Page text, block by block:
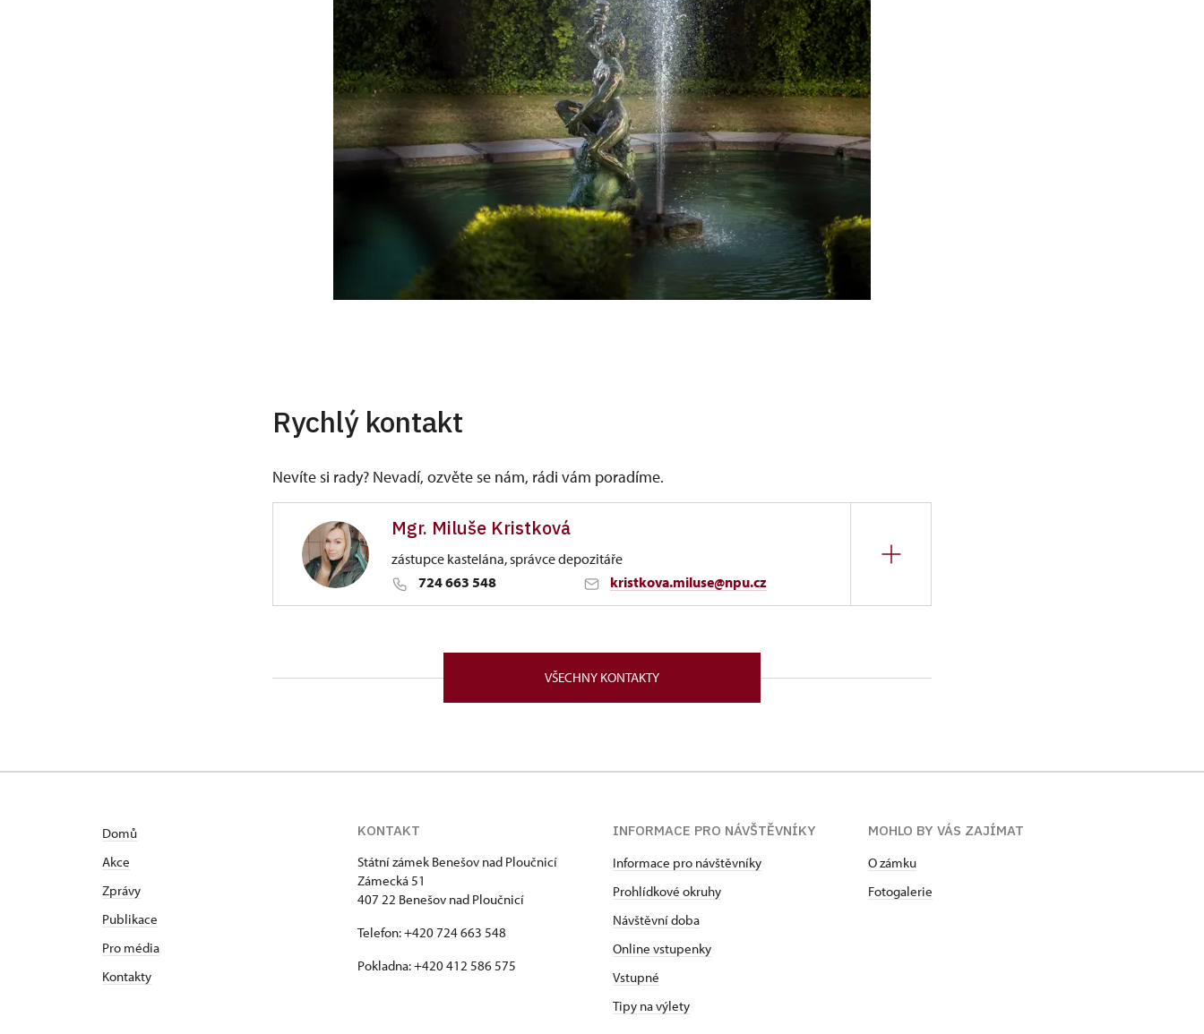
Rychlý kontakt
Nevíte si rady? Nevadí, ozvěte se nám, rádi vám poradíme.
Mgr. Miluše Kristková
zástupce kastelána, správce depozitáře
724 663 548
kristkova.miluse@npu.cz
Zámecká 51/, Benešov nad Ploučnicí 40722
VŠECHNY KONTAKTY
Domů
Akce
Zprávy
Publikace
Pro média
Kontakty
KONTAKT
Státní zámek Benešov nad Ploučnicí
Zámecká 51
407 22 Benešov nad Ploučnicí
Telefon: +420 724 663 548
Pokladna: +420 412 586 575
INFORMACE PRO NÁVŠTĚVNÍKY
Informace pro návštěvníky
Prohlídkové okruhy
Návštěvní doba
Online vstupenky
Vstupné
Tipy na výlety
MOHLO BY VÁS ZAJÍMAT
O zámku
Fotogalerie